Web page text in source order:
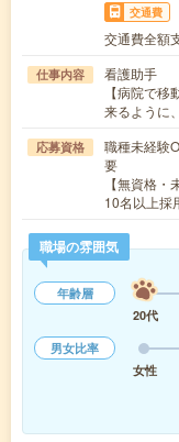
交通費
交通費全額
仕事内容
看護助手
【病院で
来るように
応募資格
職種未経験
要
【無資格
10名以上
職場の雰囲気
年齢層
20代
男女比率
女性